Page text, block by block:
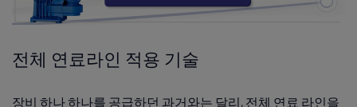
전체 연료라인 적용 기술
장비 하나 하나를 공급하던 과거와는 달리, 전체 연료 라인을